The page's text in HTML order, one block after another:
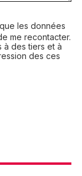
les données
me recontacter.
à des tiers et à
des ces